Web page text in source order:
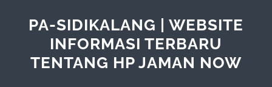
PA-SIDIKALANG | WEBSITE
INFORMASI TERBARU
TENTANG HP JAMAN NOW